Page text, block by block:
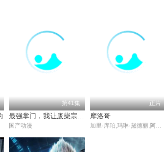
第41集
最强掌门，我让废柴宗门碾压三界
国产动漫
正片
摩洛哥
加里·库珀,玛琳·黛德丽,阿道夫·门吉欧,Ullrich Haupt,Eve Southern,弗朗西斯·麦克唐纳,保罗·波尔卡西,埃米尔·肖塔尔,朱丽叶·康普顿,Albert Conti,托马斯·柯伦,特蕾莎.哈里斯,Lillian Savin,Harry Schultz,Philip Sleeman,米哈伊尔·维萨罗夫